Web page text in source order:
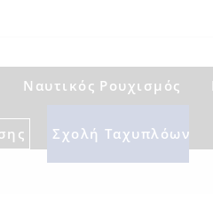
Ναυτικός Ρουχισμός
Σχολή Ταχυπλόων